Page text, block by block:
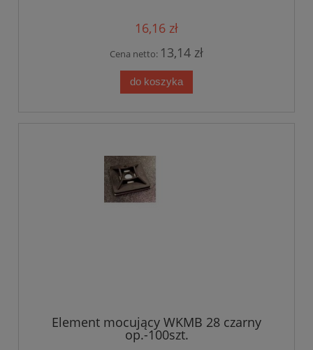
16,16 zł
Cena netto: 13,14 zł
do koszyka
Element mocujący WKMB 28 czarny
op.-100szt.